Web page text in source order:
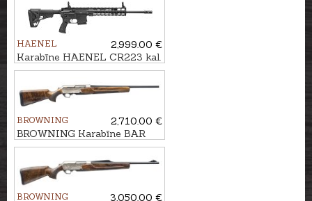
HAENEL
2,999.00 €
Karabīne HAENEL CR223 kal.
.223Rem. 423mm
BROWNING
2,710.00 €
BROWNING Karabīne BAR
4X Ultimate Pistol 3GR kal.
30-06 M14x1
BROWNING
3,050.00 €